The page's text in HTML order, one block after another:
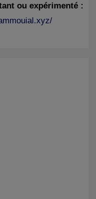
ou expérimenté :